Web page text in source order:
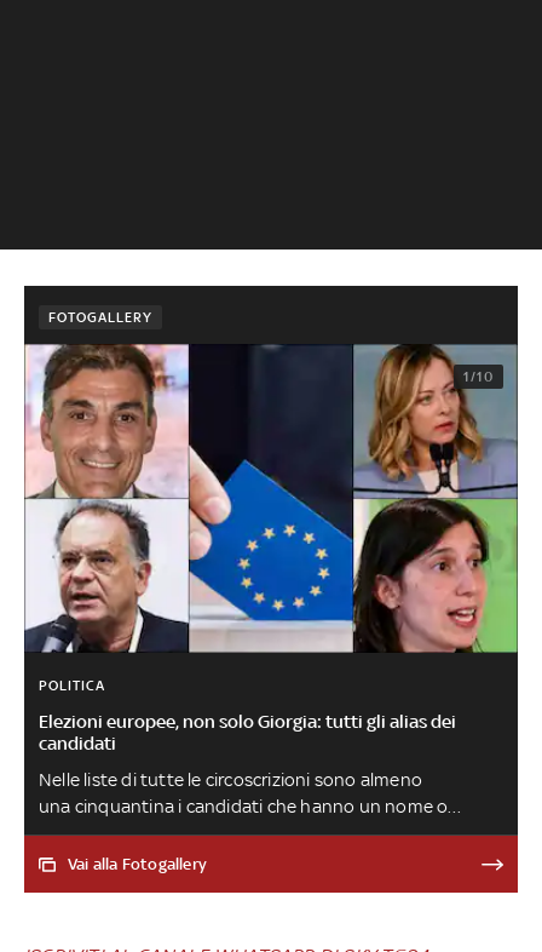
FOTOGALLERY
1/10
POLITICA
Elezioni europee, non solo Giorgia: tutti gli alias dei
candidati
Nelle liste di tutte le circoscrizioni sono almeno
una cinquantina i candidati che hanno un nome o
soprannome alternativo che gli elettori possono scrivere
sulla scheda. Ecco alcuni casi, tra cui anche quello della
Vai alla Fotogallery